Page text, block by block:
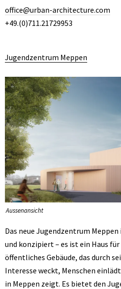
office@urban-architecture.com
+49.(0)711.21729953
Jugendzentrum Meppen
Aussenansicht
Das neue Jugendzentrum
und konzipiert – es ist ein Haus
öffentliches Gebäude, das durch
Interesse weckt, Menschen
in Meppen zeigt. Es bietet den